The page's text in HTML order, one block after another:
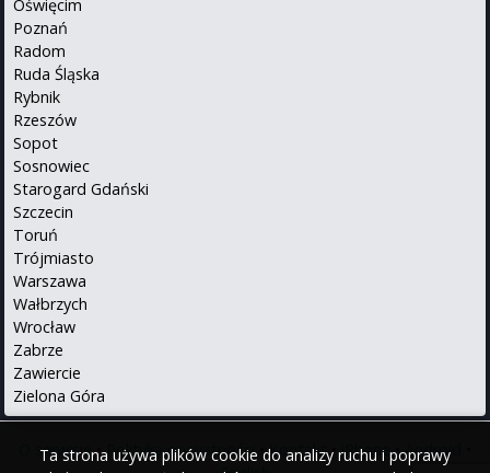
Ta strona używa plików cookie do analizy ruchu i poprawy
Oświęcim
Poznań
Radom
Ruda Śląska
Rybnik
Rzeszów
Sopot
Sosnowiec
Starogard Gdański
Szczecin
Toruń
Trójmiasto
Warszawa
Wałbrzych
Wrocław
Zabrze
Zawiercie
Zielona Góra
O serwisie•Polityka prywatności•Kontakt•iPhone•Android